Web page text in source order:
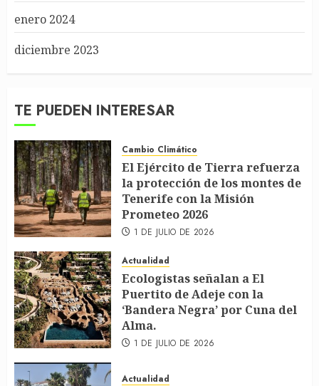
enero 2024
diciembre 2023
TE PUEDEN INTERESAR
Cambio Climático
El Ejército de Tierra refuerza
la protección de los montes de
Tenerife con la Misión
Prometeo 2026
1 DE JULIO DE 2026
Actualidad
Ecologistas señalan a El
Puertito de Adeje con la
‘Bandera Negra’ por Cuna del
Alma.
1 DE JULIO DE 2026
Actualidad